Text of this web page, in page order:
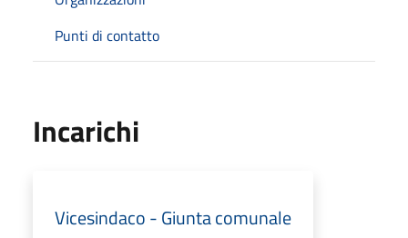
Punti di contatto
Incarichi
Vicesindaco - Giunta comunale